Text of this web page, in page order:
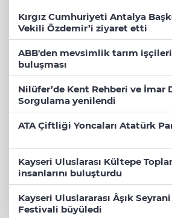
Kırgız Cumhuriyeti Antalya
Vekili Özdemir’i ziyaret etti
ABB'den mevsimlik tarım
buluşması
Nilüfer’de Kent Rehberi ve İmar
Sorgulama yenilendi
ATA Çiftliği Yoncaları Atatürk
Kayseri Uluslarası Kültepe
insanlarını buluşturdu
Kayseri Uluslararası Âşık
Festivali büyüledi